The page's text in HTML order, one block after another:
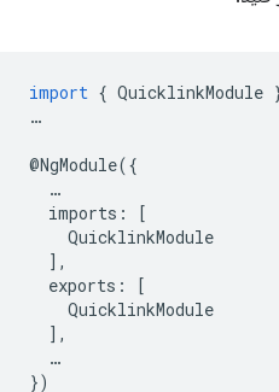
import { QuicklinkModule
…
@NgModule({
…
imports :
[
QuicklinkModule
],
exports :
[
QuicklinkModule
],
…
})